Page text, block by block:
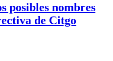
posibles nombres
de Citgo